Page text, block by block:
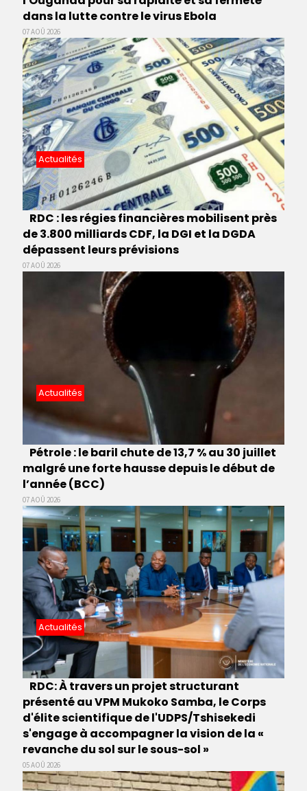
dans la lutte contre le virus Ebola
07 AOÛ 2026
Actualités
RDC : les régies financières mobilisent près
de 3.800 milliards CDF, la DGI et la DGDA
dépassent leurs prévisions
07 AOÛ 2026
Actualités
Pétrole : le baril chute de 13,7 % au 30 juillet
malgré une forte hausse depuis le début de
l’année (BCC)
07 AOÛ 2026
Actualités
RDC: À travers un projet structurant
présenté au VPM Mukoko Samba, le Corps
d'élite scientifique de l'UDPS/Tshisekedi
s'engage à accompagner la vision de la «
revanche du sol sur le sous-sol »
05 AOÛ 2026